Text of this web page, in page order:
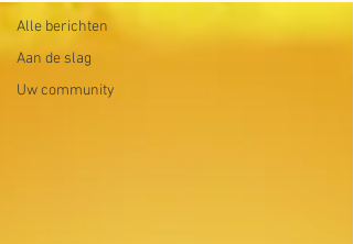
Alle berichten
Aan de slag
Uw community